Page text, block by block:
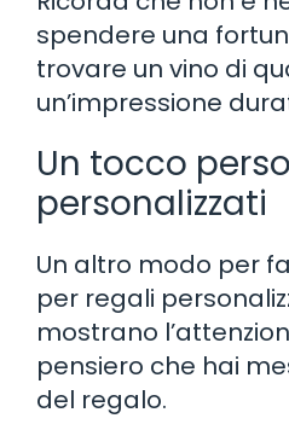
spendere una
trovare un vino di
un’impressione
Un tocco
personalizzati
Un altro modo per
per regali
mostrano
pensiero che hai
del regalo.